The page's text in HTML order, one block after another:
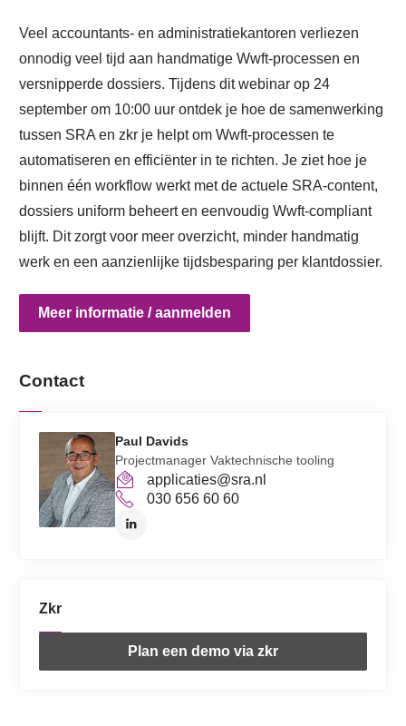
Veel accountants- en administratiekantoren verliezen
onnodig veel tijd aan handmatige Wwft-processen en
versnipperde dossiers. Tijdens dit webinar op 24
september om 10:00 uur ontdek je hoe de samenwerking
tussen SRA en zkr je helpt om Wwft-processen te
automatiseren en efficiënter in te richten. Je ziet hoe je
binnen één workflow werkt met de actuele SRA-content,
dossiers uniform beheert en eenvoudig Wwft-compliant
blijft. Dit zorgt voor meer overzicht, minder handmatig
werk en een aanzienlijke tijdsbesparing per klantdossier.
Meer informatie / aanmelden
Contact
Paul Davids
Projectmanager Vaktechnische tooling
applicaties@sra.nl
030 656 60 60
Zkr
Plan een demo via zkr